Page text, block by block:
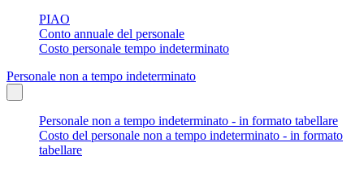
PIAO
Conto annuale del personale
Costo personale tempo indeterminato
Personale non a tempo indeterminato
Personale non a tempo indeterminato - in formato tabellare
Costo del personale non a tempo indeterminato - in formato
tabellare